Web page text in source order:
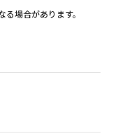
場合があります。